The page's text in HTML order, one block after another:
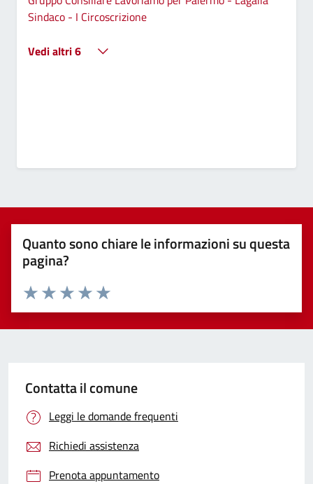
Sindaco - I Circoscrizione
Vedi altri 6
Quanto sono chiare le informazioni su questa
pagina?
Valuta 5 stelle su 5
Valuta 4 stelle su 5
Valuta 3 stelle su 5
Valuta 2 stelle su 5
Valuta 1 stelle su 5
Contatta il comune
Leggi le domande frequenti
Richiedi assistenza
Prenota appuntamento